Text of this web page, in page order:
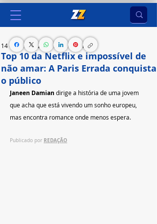
Top 10 da Netflix e impossível de
não amar: A Paris Errada conquista
o público
14 de set. de 2025 1 min de leitura
Janeen Damian dirige a história de uma jovem
que acha que está vivendo um sonho europeu,
mas encontra romance onde menos espera.
Publicado por REDAÇÃO